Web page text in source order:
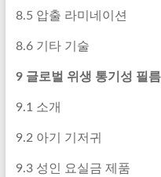
8.5 압출 라미네이션
8.6 기타 기술
9 글로벌 위생 통기성 필
9.1 소개
9.2 아기 기저귀
9.3 성인 요실금 제품